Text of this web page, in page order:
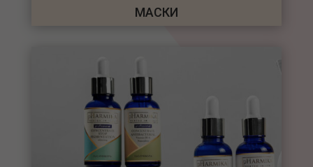
МАСКИ